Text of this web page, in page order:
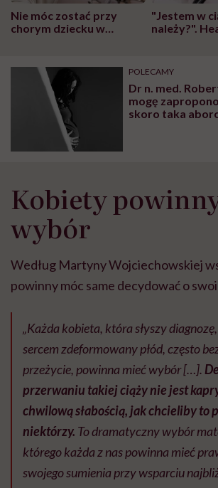
Nie móc zostać przy
chorym dziecku w
może chyba tylko
głupota i brak
wyobraźni"
"Jestem w
należy?".
pracy
POLECAMY
Dr n. med.
mogę
skoro taka
Kobiety
wybór
Według Martyny Wojciechowskiej
powinny móc same decydować o
„Każda kobieta, która słyszy
sercem zdeformowany płód, często
przeżycie, powinna mieć wybór […].
przerwaniu takiej ciąży nie jest
chwilową słabością, jak chcieliby to
niektórzy. To dramatyczny wybór
którego każda z nas powinna mieć
swojego sumienia przy wsparciu